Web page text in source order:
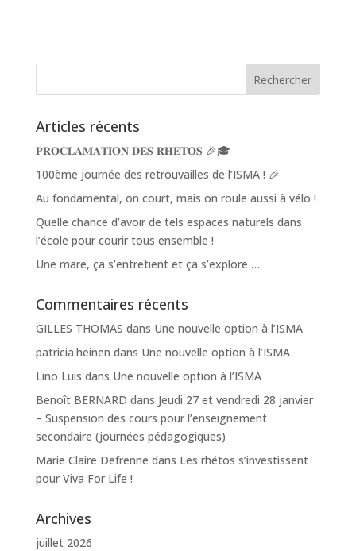
Articles récents
𝐏𝐑𝐎𝐂𝐋𝐀𝐌𝐀𝐓𝐈𝐎𝐍 𝐃𝐄𝐒 𝐑𝐇𝐄𝐓𝐎𝐒 🎉🎓
100ème journée des retrouvailles de l’ISMA ! 🎉
Au fondamental, on court, mais on roule aussi à vélo !
Quelle chance d’avoir de tels espaces naturels dans
l’école pour courir tous ensemble !
Une mare, ça s’entretient et ça s’explore …
Commentaires récents
GILLES THOMAS dans Une nouvelle option à l’ISMA
patricia.heinen dans Une nouvelle option à l’ISMA
Lino Luis dans Une nouvelle option à l’ISMA
Benoît BERNARD dans Jeudi 27 et vendredi 28 janvier
– Suspension des cours pour l’enseignement
secondaire (journées pédagogiques)
Marie Claire Defrenne dans Les rhétos s’investissent
pour Viva For Life !
Archives
juillet 2026